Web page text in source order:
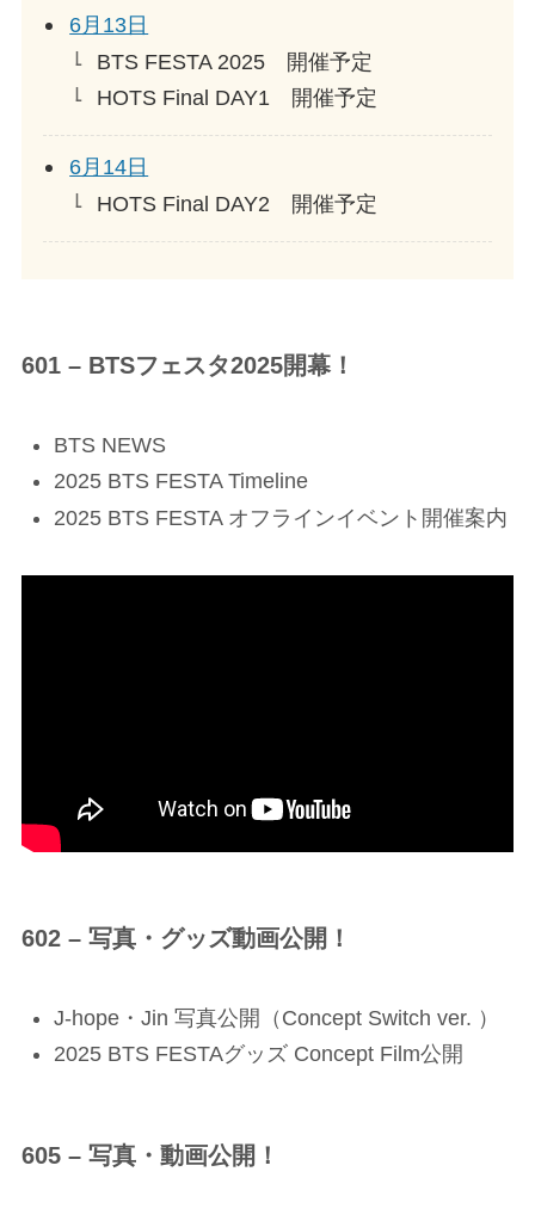
6月13日
BTS FESTA 2025 開催予定
HOTS Final DAY1 開催予定
6月14日
HOTS Final DAY2 開催予定
601 – BTSフェスタ2025開幕！
BTS NEWS
2025 BTS FESTA Timeline
2025 BTS FESTA オフラインイベント開催案内
602 – 写真・グッズ動画公開！
J-hope・Jin 写真公開（Concept Switch ver. ）
2025 BTS FESTAグッズ Concept Film公開
605 – 写真・動画公開！